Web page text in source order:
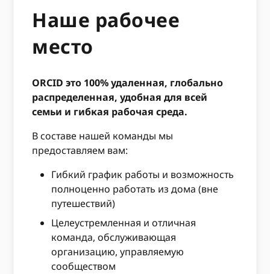
Наше рабочее
место
ORCID это 100% удаленная, глобально
распределенная, удобная для всей
семьи и гибкая рабочая среда.
В составе нашей команды мы
предоставляем вам:
Гибкий график работы и возможность
полноценно работать из дома (вне
путешествий)
Целеустремленная и отличная
команда, обслуживающая
организацию, управляемую
сообществом